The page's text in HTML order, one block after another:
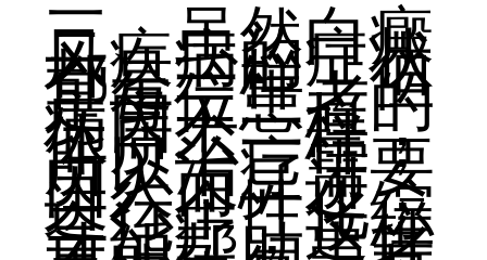
三、虽然白癜
风疾病的症状
都是一样，但
是每位患者的
病因不一样，
体质不一样，
所以治疗需要
因人而异进，
进行个性化综
合治疗，这样